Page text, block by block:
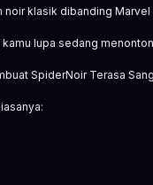
klasik dibanding Marvel
lupa sedang
SpiderNoir Terasa